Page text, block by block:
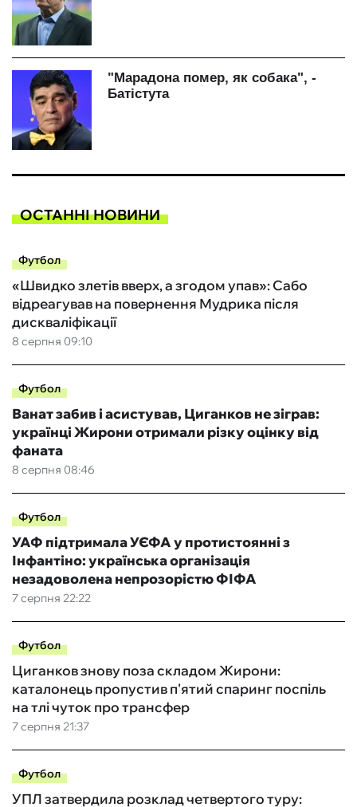
ОСТАННІ НОВИНИ
Футбол
8 серпня 09:10
«Швидко злетів вверх, а згодом упав»: Сабо
відреагував на повернення Мудрика після
дискваліфікації
Футбол
8 серпня 08:46
Ванат забив і асистував, Циганков не зіграв:
українці Жирони отримали різку оцінку від
фаната
Футбол
7 серпня 22:22
УАФ підтримала УЄФА у протистоянні з
Інфантіно: українська організація
незадоволена непрозорістю ФІФА
Футбол
7 серпня 21:37
Циганков знову поза складом Жирони:
каталонець пропустив п'ятий спаринг поспіль
на тлі чуток про трансфер
Футбол
УПЛ затвердила розклад четвертого туру: